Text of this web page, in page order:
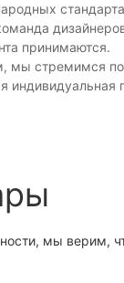
принимаются.
мы стремимся
мы верим,